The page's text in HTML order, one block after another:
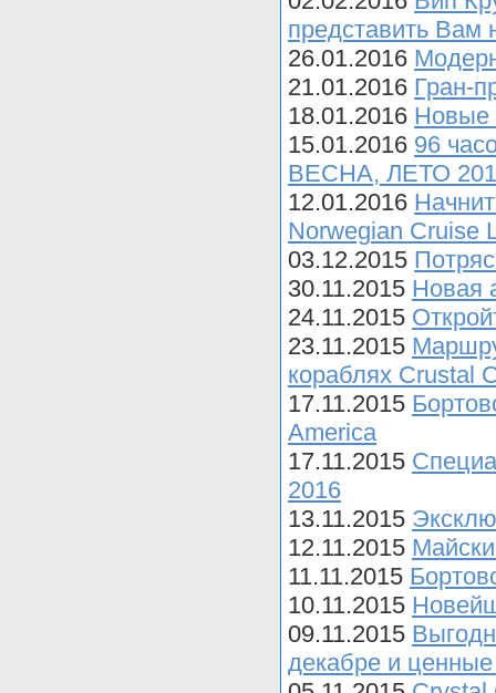
представить Вам
26.01.2016
21.01.2016 Гран-
18.01.2016 Новые
15.01.2016 96
ВЕСНА, ЛЕТО
12.01.2016
Norwegian Cruise
03.12.2015
30.11.2015 Новая
24.11.2015
23.11.2015
кораблях Crustal
17.11.2015
America
17.11.2015
2016
13.11.2015
12.11.2015
11.11.2015
10.11.2015
09.11.2015
декабре и ценные